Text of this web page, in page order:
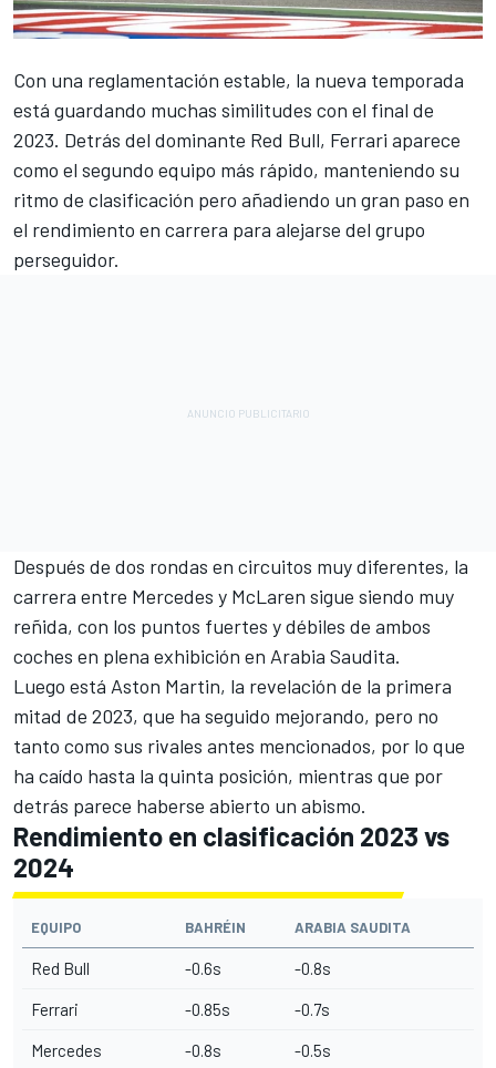
Con una reglamentación estable, la nueva temporada
está guardando muchas similitudes con el final de
2023. Detrás del dominante Red Bull, Ferrari aparece
como el segundo equipo más rápido, manteniendo su
ritmo de clasificación pero añadiendo un gran paso en
el rendimiento en carrera para alejarse del grupo
perseguidor.
Después de dos rondas en circuitos muy diferentes, la
carrera entre Mercedes y McLaren sigue siendo muy
reñida, con los puntos fuertes y débiles de ambos
coches en plena exhibición en Arabia Saudita.
Luego está Aston Martin, la revelación de la primera
mitad de 2023, que ha seguido mejorando, pero no
tanto como sus rivales antes mencionados, por lo que
ha caído hasta la quinta posición, mientras que por
detrás parece haberse abierto un abismo.
Rendimiento en clasificación 2023 vs
2024
EQUIPO BAHRÉIN ARABIA SAUDITA
Red Bull -0.6s -0.8s
Ferrari -0.85s -0.7s
Mercedes -0.8s -0.5s